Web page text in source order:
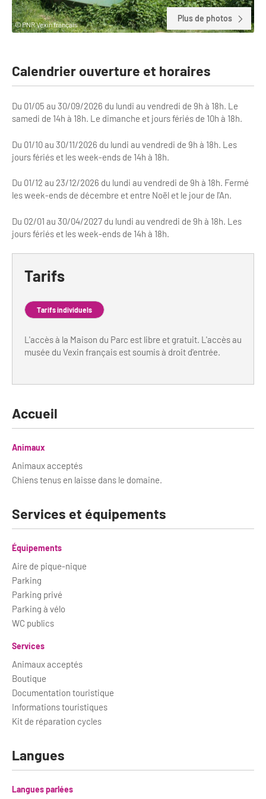
Clientèles lointaines
Clientèles spécifiques
Etudes thématiques
Dispositifs d'enquêtes
Chiffres Annuels
Repères annuel
La liste des OT d'Île-de-France
APIDAE
Formations
Mode d'emploi formations
Formations OT
Ateliers
Webinaires
E-learning
Bilan des actions de professionnalisation
Améliorer l’expérience de vos visiteurs
Améliorer la qualité
Accessibilité
Se former et s'informer à l'Accessibilité
Comment se rendre accessible?
Annuaire accessibilité
Le Label Villes et Villages Fleuris
L'organisation du label
S'investir dans le label
L'organisation des visites
Remise des Prix
Restaurants impressionnistes
Offre de la destination
Activités
Croisiéristes/Bateaux
Parcs d’attractions et animaliers
Expériences et visites
Grands magasins et outlets
Golfs
City Tours
Logistique
Autocaristes/Transporteurs/transféristes
Destination Groupes
Magazine Paris Region
Institutionnels du tourisme
Grands Evènements
© PNR Vexin français
Plus de photos
Calendrier ouverture et horaires
Du 01/05 au 30/09/2026 du lundi au vendredi de 9h à 18h. Le
samedi de 14h à 18h. Le dimanche et jours fériés de 10h à 18h.
Du 01/10 au 30/11/2026 du lundi au vendredi de 9h à 18h. Les
jours fériés et les week-ends de 14h à 18h.
Du 01/12 au 23/12/2026 du lundi au vendredi de 9h à 18h. Fermé
les week-ends de décembre et entre Noël et le jour de l'An.
Du 02/01 au 30/04/2027 du lundi au vendredi de 9h à 18h. Les
jours fériés et les week-ends de 14h à 18h.
Tarifs
Tarifs individuels
L'accès à la Maison du Parc est libre et gratuit. L'accès au
musée du Vexin français est soumis à droit d'entrée.
Accueil
Animaux
Animaux acceptés
Chiens tenus en laisse dans le domaine.
Services et équipements
Équipements
Aire de pique-nique
Parking
Parking privé
Parking à vélo
WC publics
Services
Animaux acceptés
Boutique
Documentation touristique
Informations touristiques
Kit de réparation cycles
Langues
Langues parlées